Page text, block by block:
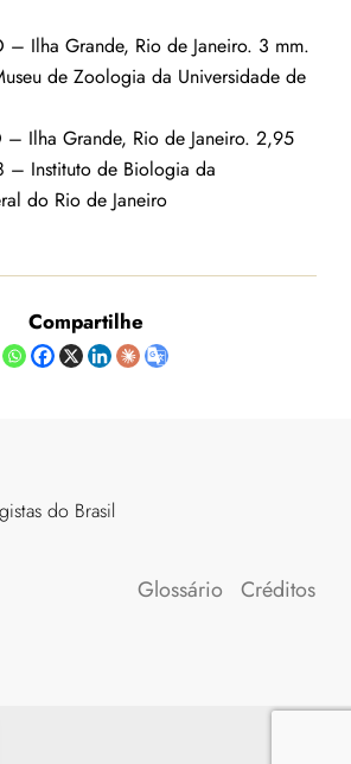
– Ilha Grande, Rio de Janeiro. 3 mm.
de Zoologia da Universidade de
– Ilha Grande, Rio de Janeiro. 2,95
– Instituto de Biologia da
do Rio de Janeiro
Compartilhe
do Brasil
Glossário Créditos